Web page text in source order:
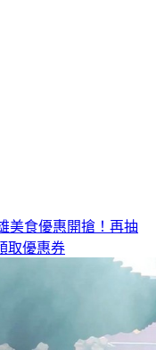
美食優惠開搶！再抽
取優惠券